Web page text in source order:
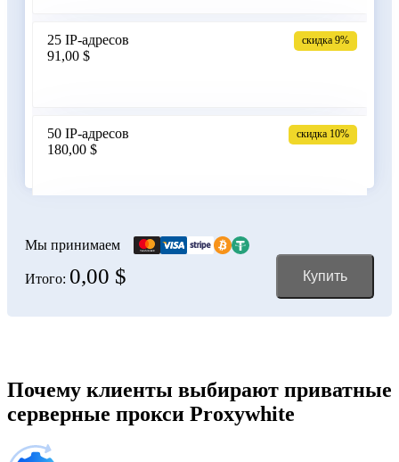
Боливия
25 IP-адресов
91,00 $
скидка 9%
50 IP-адресов
180,00 $
скидка 10%
356,00 $
150 IP-адресов
скидка 12%
200 IP-адресов
696,00 $
Мы принимаем
Итого: 0,00 $ Купить
Почему клиенты выбирают приватные
серверные прокси Proxywhite